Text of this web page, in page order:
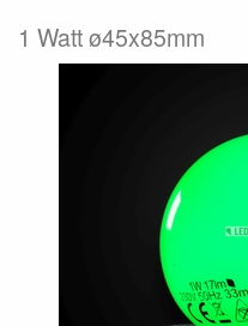
1 Watt ø45x85mm